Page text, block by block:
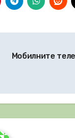
Мобилните